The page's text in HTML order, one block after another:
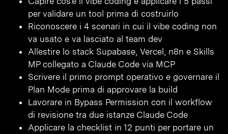
per validare un tool prima di costruirlo
Riconoscere i 4 scenari in cui il vibe coding non
va usato e va lasciato al team dev
Allestire lo stack Supabase, Vercel, n8n e Skills
MP collegato a Claude Code via MCP
Scrivere il primo prompt operativo e governare il
Plan Mode prima di approvare la build
Lavorare in Bypass Permission con il workflow
di revisione tra due istanze Claude Code
Applicare la checklist in 12 punti per portare un